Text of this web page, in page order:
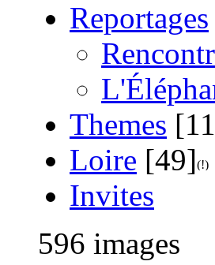
Reportages
Themes
Loire [49]
Invites
596 images